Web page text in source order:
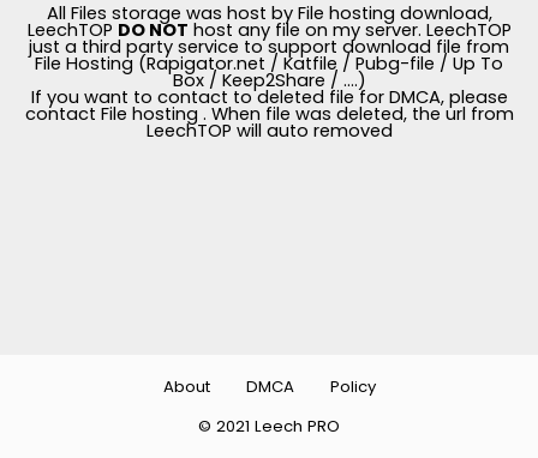
All Files storage was host by File hosting download,
LeechTOP DO NOT host any file on my server. LeechTOP
just a third party service to support download file from
File Hosting (Rapigator.net / Katfile / Pubg-file / Up To
Box / Keep2Share / ....)
If you want to contact to deleted file for DMCA, please
contact File hosting . When file was deleted, the url from
LeechTOP will auto removed
© 2021 Leech PRO
About DMCA Policy